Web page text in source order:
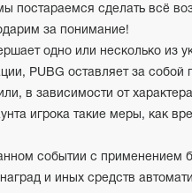
постараемся сделать всё
за понимание!
одно или несколько из
PUBG оставляет за
в зависимости от
игрока такие меры, как
событии с применением
и иных средств